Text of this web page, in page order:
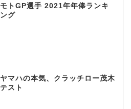
モトGP選手 2021年年俸ランキ
ング
ヤマハの本気、クラッチロー茂木
テスト